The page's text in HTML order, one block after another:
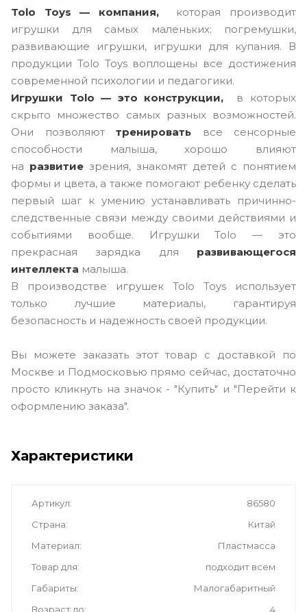
Tolo Toys — компания,
которая производит
игрушки для самых маленьких: погремушки,
развивающие игрушки, игрушки для купания. В
продукции Tolo Toys воплощены все достижения
современной психологии и педагогики.
Игрушки Tolo — это конструкции, в которых
скрыто множество самых разных возможностей.
Они позволяют тренировать
все сенсорные
способности малыша, хорошо влияют
на развитие зрения, знакомят детей с понятием
формы и цвета, а также помогают ребенку сделать
первый шаг к умению устанавливать причинно-
следственные связи между своими действиями и
событиями вообще. Игрушки Tolo — это
прекрасная зарядка для развивающегося
интеллекта малыша.
В производстве игрушек Tolo Toys использует
только лучшие материалы, гарантируя
безопасность и надежность своей продукции.
Вы можете заказать этот товар с доставкой по
Москве и Подмосковью прямо сейчас, достаточно
просто кликнуть на значок - "Купить" и "Перейти к
оформлению заказа".
Характеристики
Артикул
86580
Страна
Китай
Материал
Пластмасса
Товар для
подходит всем
Габариты
Малогабаритный
Возраст до
4